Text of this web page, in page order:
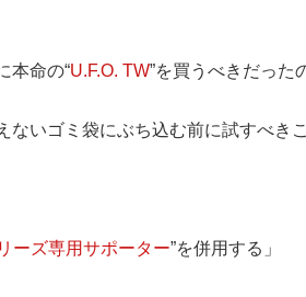
本命の“U.F.O. TW”を買うべきだった
ないゴミ袋にぶち込む前に試すべき
ーズ専用サポーター”を併用する」